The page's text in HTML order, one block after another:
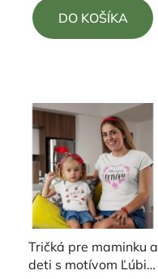
z
DO KOŠÍKA
Tričká pre maminku a
deti s motívom Ľúbim